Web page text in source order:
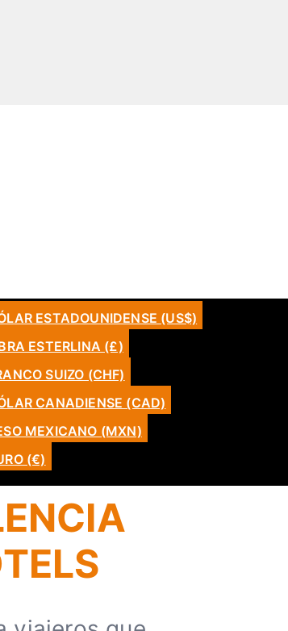
INICIAR SESIÓN
REGISTRARME
310 -9966
ESPAÑOL
FRANÇAIS
ENGLISH
CATALÀ
LATAM
ESTADOUNIDENSE (US$)
ESTERLINA (£)
SUIZO (CHF)
CANADIENSE (CAD)
MEXICANO (MXN)
(€)